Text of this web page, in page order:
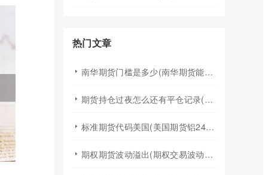
热门文章
南华期货门槛是多少(南华期货能做国际期货吗)
期货持仓过夜怎么还有平仓记录(期货持仓过夜手续费)
标准期货代码美国(美国期货铝24小时行情代码)
期权期货波动溢出(期权交易波动率)